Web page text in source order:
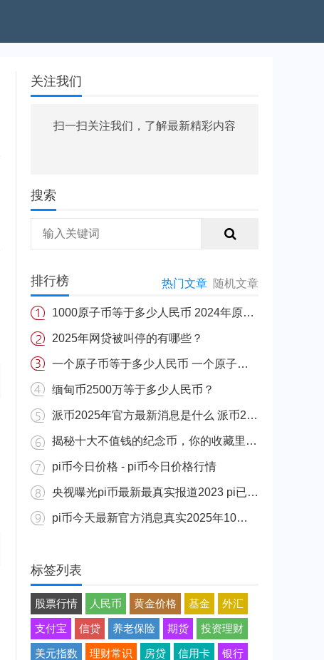
关注我们
扫一扫关注我们，了解最新精彩内容
搜索
排行榜 热门文章 随机文章
1000原子币等于多少人民币 2024年原子币最新价格介绍一览
2025年网贷被叫停的有哪些？
一个原子币等于多少人民币 一个原子币价格介绍
缅甸币2500万等于多少人民币？
派币2025年官方最新消息是什么 派币2025年官方最新消息真实分享
揭秘十大不值钱的纪念币，你的收藏里有吗？
pi币今日价格 - pi币今日价格行情
央视曝光pi币最新最真实报道2023 pi已经成功了是真的吗（假的）
pi币今天最新官方消息真实2025年10月 派币今天最新消息介绍
标签列表
股票行情 人民币 黄金价格 基金 外汇
支付宝 信贷 养老保险 期货 投资理财
美元指数 理财常识 房贷 信用卡 银行